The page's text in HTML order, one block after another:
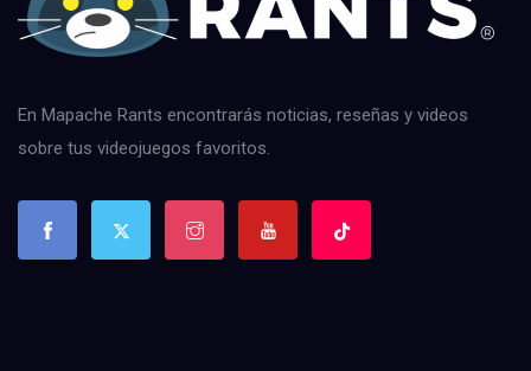
En Mapache Rants encontrarás noticias, reseñas y videos
sobre tus videojuegos favoritos.